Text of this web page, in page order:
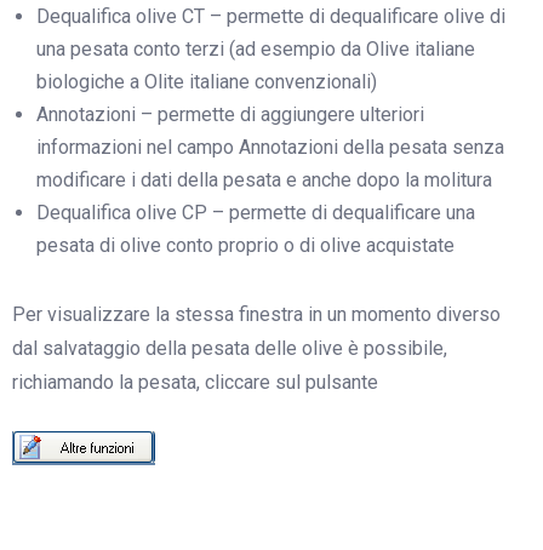
Dequalifica olive CT – permette di dequalificare olive di
una pesata conto terzi (ad esempio da Olive italiane
biologiche a Olite italiane convenzionali)
Annotazioni – permette di aggiungere ulteriori
informazioni nel campo Annotazioni della pesata senza
modificare i dati della pesata e anche dopo la molitura
Dequalifica olive CP – permette di dequalificare una
pesata di olive conto proprio o di olive acquistate
Per visualizzare la stessa finestra in un momento diverso
dal salvataggio della pesata delle olive è possibile,
richiamando la pesata, cliccare sul pulsante